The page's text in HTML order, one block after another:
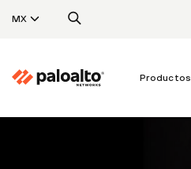
MX
Productos